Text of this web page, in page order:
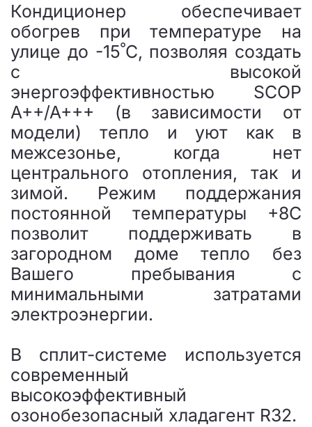
Кондиционер обеспечивает
обогрев при температуре на
улице до -15ﹾС, позволяя создать
с высокой
энергоэффективностью SCOP
A++/A+++ (в зависимости от
модели) тепло и уют как в
межсезонье, когда нет
центрального отопления, так и
зимой. Режим поддержания
постоянной температуры +8С
позволит поддерживать в
загородном доме тепло без
Вашего пребывания с
минимальными затратами
электроэнергии.
В сплит-системе используется
современный
высокоэффективный
озонобезопасный хладагент R32.